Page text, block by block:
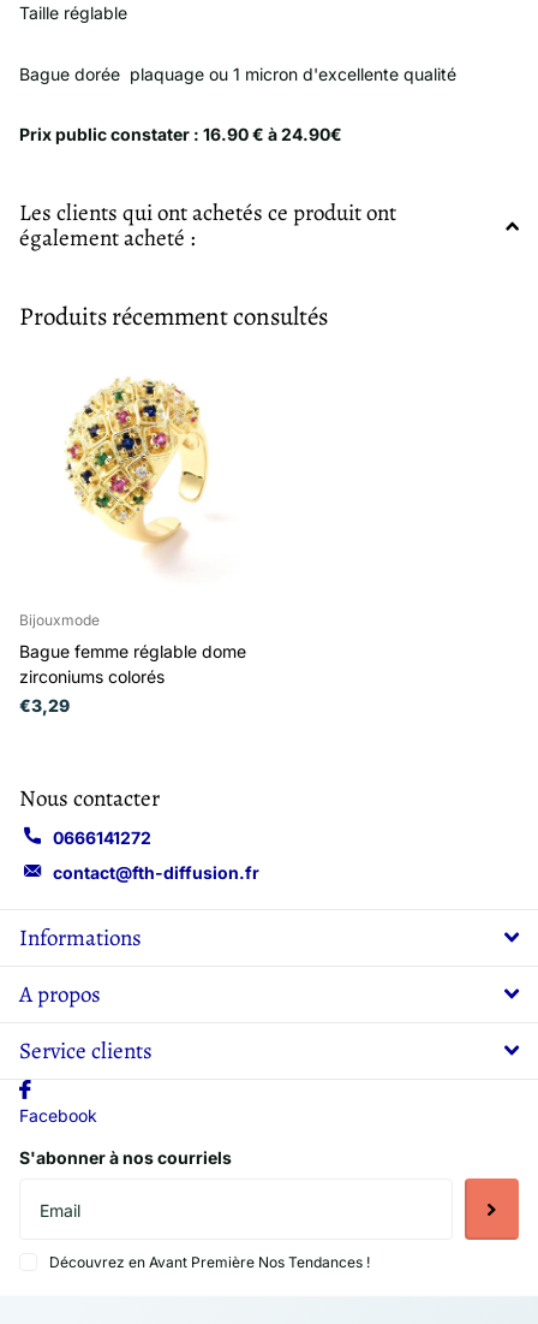
Taille réglable
Bague dorée plaquage ou 1 micron d'excellente qualité
Prix public constater : 16.90 € à 24.90€
Les clients qui ont achetés ce produit ont
également acheté :
Produits récemment consultés
Bijouxmode
Bague femme réglable dome
zirconiums colorés
€3,29
Informations
A propos
Service clients
Nous contacter
0666141272
contact@fth-diffusion.fr
Facebook
S'abonner à nos courriels
Découvrez en Avant Première Nos Tendances !